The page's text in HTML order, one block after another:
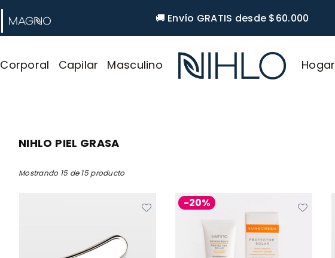
🚚 Envío GRATIS desde $60.000
Corporal Capilar Masculino Hogar
NIHLO PIEL GRASA
Mostrando 15 de 15 producto
-20%